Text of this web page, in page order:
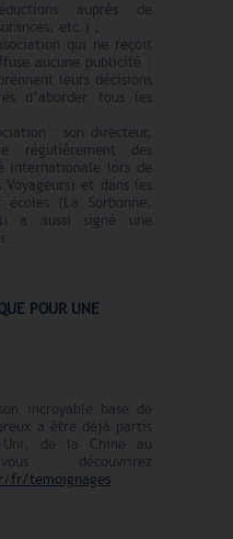
auprès de
etc.) ;
qui ne reçoit
aucune publicité :
leurs décisions
d’aborder tous les
: son directeur,
régulièrement des
internationale lors de
et dans les
(La Sorbonne,
a aussi signé une
POUR UNE
incroyable base de
à être déjà partis
Uni, de la Chine au
découvrirez
fr/temoignages